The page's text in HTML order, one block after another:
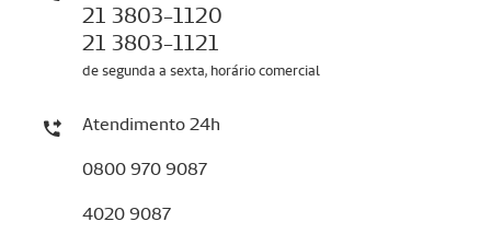
21 3803-1120
21 3803-1121
de segunda a sexta, horário comercial
Atendimento 24h
0800 970 9087
4020 9087